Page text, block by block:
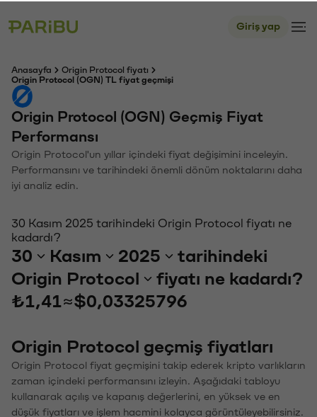
Giriş yap
Anasayfa
Origin Protocol fiyatı
Origin Protocol (OGN) TL fiyat geçmişi
Origin Protocol (OGN) Geçmiş Fiyat
Performansı
Origin Protocol'un yıllar içindeki fiyat değişimini inceleyin.
Performansını ve tarihindeki önemli dönüm noktalarını daha
iyi analiz edin.
30 Kasım 2025 tarihindeki Origin Protocol fiyatı ne
kadardı?
30 Kasım 2025
tarihindeki
Origin Protocol
fiyatı ne kadardı?
₺1,41 ≈$0,03325796
Origin Protocol geçmiş fiyatları
Origin Protocol fiyat geçmişini takip ederek kripto varlıkların
zaman içindeki performansını izleyin. Aşağıdaki tabloyu
kullanarak açılış ve kapanış değerlerini, en yüksek ve en
düşük fiyatları ve işlem hacmini kolayca görüntüleyebilirsiniz.